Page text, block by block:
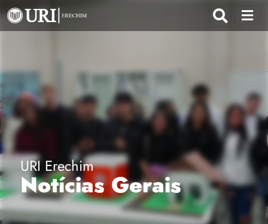
URI Erechim
Notícias Gerais